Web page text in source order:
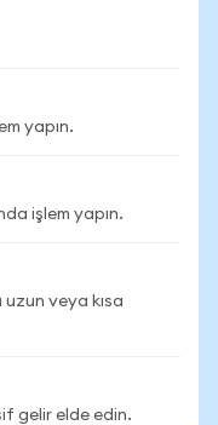
yapın.
işlem yapın.
veya kısa
gelir elde edin.